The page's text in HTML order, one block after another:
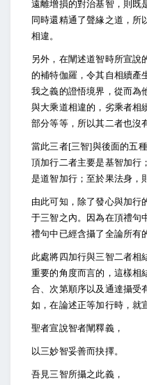
遠離增損的對治基智，則既
同時還精通了聲緣之道，所
相違。
另外，在闡述道智時所宣說
的補特伽羅，令其自相續產
我之義的證悟境界，從而為
與大乘道相違的，劣乘者相
部分等等，所以其二者也沒
當此三者[三智]與後面的五
頂加行二者主要是基智加行
是道智加行；至於果法身，
由此可知，除了發心與加行
于三智之內。因為在頂禮句
禮句中已經含攝了全論所有
此處將四加行與三智二者相
重要的角度而言的，這樣相
合、次第順序以及通達攝受
如，在論述正等加行時，就
聖者宣說智者闡釋義，
以三妙智妥善而抉擇。
吾見三智所攝之此義，